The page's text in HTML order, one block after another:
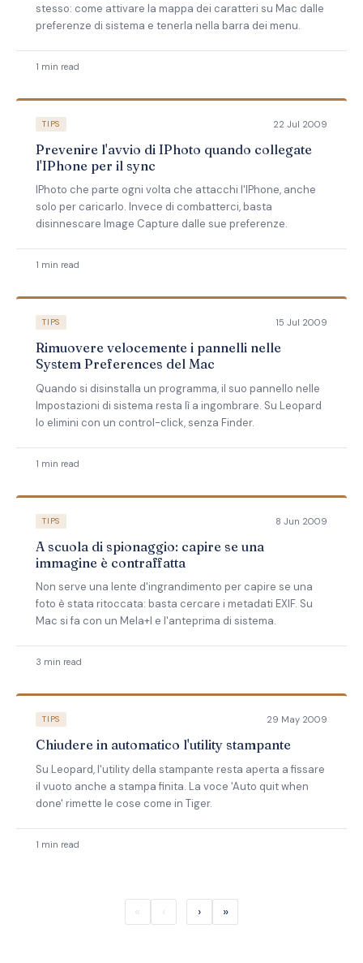
stesso: come attivare la mappa dei caratteri su Mac dalle
preferenze di sistema e tenerla nella barra dei menu.
1 min read
TIPS 22 Jul 2009
Prevenire l'avvio di IPhoto quando collegate
l'IPhone per il sync
IPhoto che parte ogni volta che attacchi l'IPhone, anche
solo per caricarlo. Invece di combatterci, basta
disinnescare Image Capture dalle sue preferenze.
1 min read
TIPS 15 Jul 2009
Rimuovere velocemente i pannelli nelle
System Preferences del Mac
Quando si disinstalla un programma, il suo pannello nelle
Impostazioni di sistema resta lì a ingombrare. Su Leopard
lo elimini con un control-click, senza Finder.
1 min read
TIPS 8 Jun 2009
A scuola di spionaggio: capire se una
immagine è contraffatta
Non serve una lente d'ingrandimento per capire se una
foto è stata ritoccata: basta cercare i metadati EXIF. Su
Mac si fa con un Mela+I e l'anteprima di sistema.
3 min read
TIPS 29 May 2009
Chiudere in automatico l'utility stampante
Su Leopard, l'utility della stampante resta aperta a fissare
il vuoto anche a stampa finita. La voce 'Auto quit when
done' rimette le cose come in Tiger.
1 min read
« ‹ › »